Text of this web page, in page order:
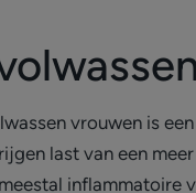
vrouwen is
last van een